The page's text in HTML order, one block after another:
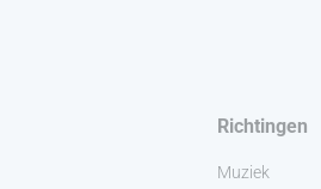
Richtingen
Muziek